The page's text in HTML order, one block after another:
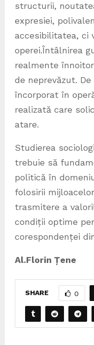
structurii,
expresiei,
accesibilitatea, ci
operei.Întâlnirea
realmente
de neprevăzut.
încorporat în
realizată care
atare.
Studierea
trebuie să
politică în
folosirii
trasmitere a
condiții optime
corespondenței
Al.Florin Țene
SHARE 0